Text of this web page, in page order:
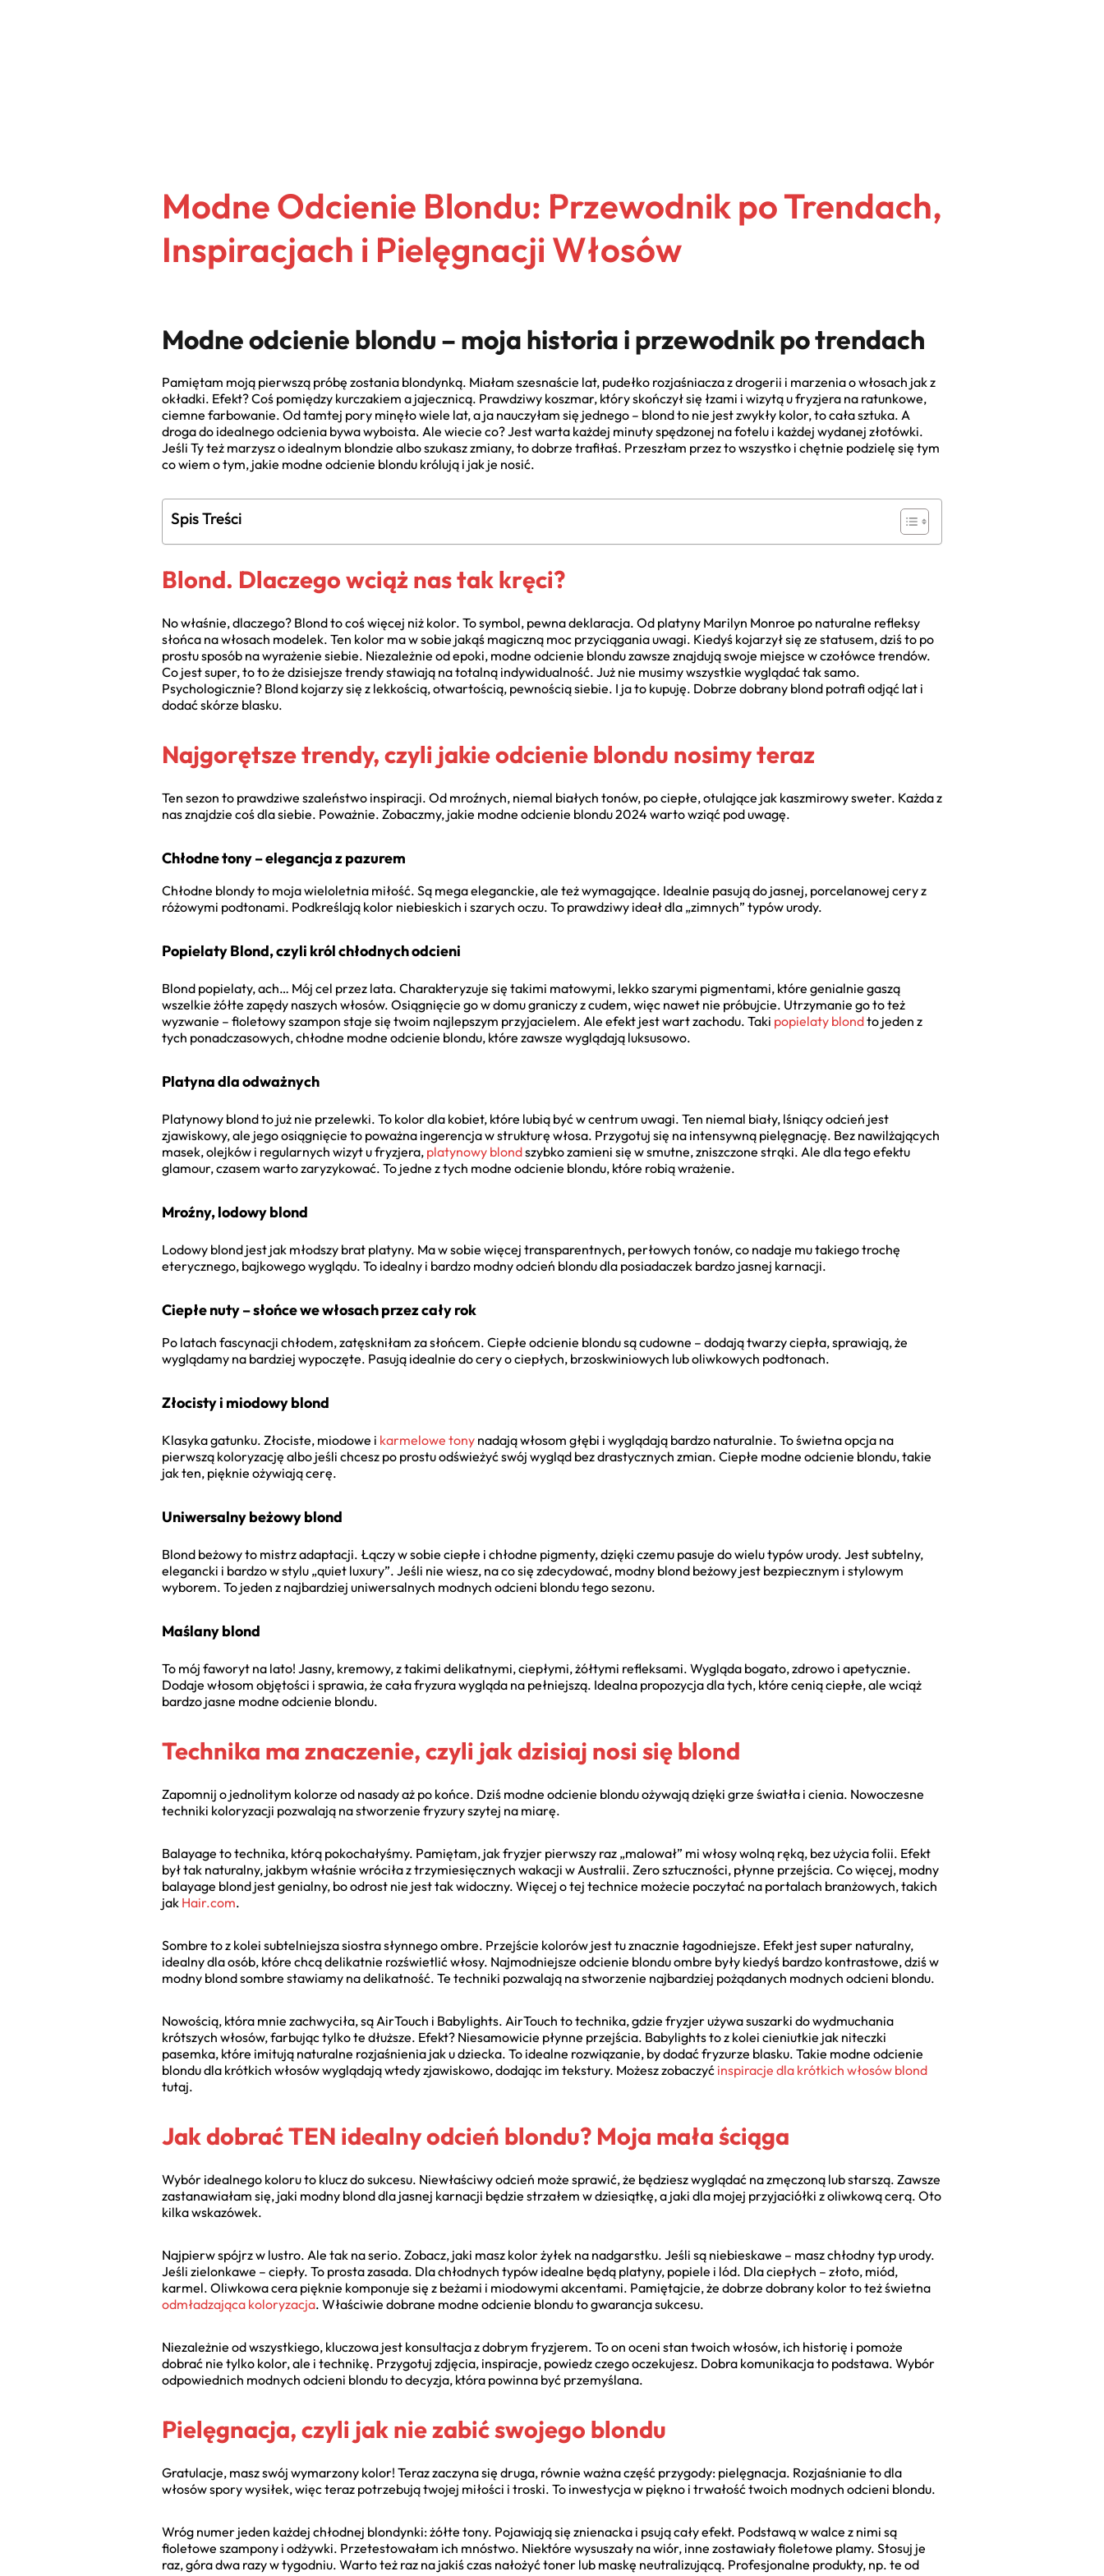
Modne Odcienie Blondu: Przewodnik po Trendach,
Inspiracjach i Pielęgnacji Włosów
Modne odcienie blondu – moja historia i przewodnik po trendach
Pamiętam moją pierwszą próbę zostania blondynką. Miałam szesnaście lat, pudełko rozjaśniacza z drogerii i marzenia o włosach jak z
okładki. Efekt? Coś pomiędzy kurczakiem a jajecznicą. Prawdziwy koszmar, który skończył się łzami i wizytą u fryzjera na ratunkowe,
ciemne farbowanie. Od tamtej pory minęło wiele lat, a ja nauczyłam się jednego – blond to nie jest zwykły kolor, to cała sztuka. A
droga do idealnego odcienia bywa wyboista. Ale wiecie co? Jest warta każdej minuty spędzonej na fotelu i każdej wydanej złotówki.
Jeśli Ty też marzysz o idealnym blondzie albo szukasz zmiany, to dobrze trafiłaś. Przeszłam przez to wszystko i chętnie podzielę się tym
co wiem o tym, jakie modne odcienie blondu królują i jak je nosić.
Spis Treści
Blond. Dlaczego wciąż nas tak kręci?
No właśnie, dlaczego? Blond to coś więcej niż kolor. To symbol, pewna deklaracja. Od platyny Marilyn Monroe po naturalne refleksy
słońca na włosach modelek. Ten kolor ma w sobie jakąś magiczną moc przyciągania uwagi. Kiedyś kojarzył się ze statusem, dziś to po
prostu sposób na wyrażenie siebie. Niezależnie od epoki, modne odcienie blondu zawsze znajdują swoje miejsce w czołówce trendów.
Co jest super, to to że dzisiejsze trendy stawiają na totalną indywidualność. Już nie musimy wszystkie wyglądać tak samo.
Psychologicznie? Blond kojarzy się z lekkością, otwartością, pewnością siebie. I ja to kupuję. Dobrze dobrany blond potrafi odjąć lat i
dodać skórze blasku.
Najgorętsze trendy, czyli jakie odcienie blondu nosimy teraz
Ten sezon to prawdziwe szaleństwo inspiracji. Od mroźnych, niemal białych tonów, po ciepłe, otulające jak kaszmirowy sweter. Każda z
nas znajdzie coś dla siebie. Poważnie. Zobaczmy, jakie modne odcienie blondu 2024 warto wziąć pod uwagę.
Chłodne tony – elegancja z pazurem
Chłodne blondy to moja wieloletnia miłość. Są mega eleganckie, ale też wymagające. Idealnie pasują do jasnej, porcelanowej cery z
różowymi podtonami. Podkreślają kolor niebieskich i szarych oczu. To prawdziwy ideał dla „zimnych” typów urody.
Popielaty Blond, czyli król chłodnych odcieni
Blond popielaty, ach… Mój cel przez lata. Charakteryzuje się takimi matowymi, lekko szarymi pigmentami, które genialnie gaszą
wszelkie żółte zapędy naszych włosów. Osiągnięcie go w domu graniczy z cudem, więc nawet nie próbujcie. Utrzymanie go to też
wyzwanie – fioletowy szampon staje się twoim najlepszym przyjacielem. Ale efekt jest wart zachodu. Taki popielaty blondto jeden z
tych ponadczasowych, chłodne modne odcienie blondu, które zawsze wyglądają luksusowo.
Platyna dla odważnych
Platynowy blond to już nie przelewki. To kolor dla kobiet, które lubią być w centrum uwagi. Ten niemal biały, lśniący odcień jest
zjawiskowy, ale jego osiągnięcie to poważna ingerencja w strukturę włosa. Przygotuj się na intensywną pielęgnację. Bez nawilżających
masek, olejków i regularnych wizyt u fryzjera, platynowy blondszybko zamieni się w smutne, zniszczone strąki. Ale dla tego efektu
glamour, czasem warto zaryzykować. To jedne z tych modne odcienie blondu, które robią wrażenie.
Mroźny, lodowy blond
Lodowy blond jest jak młodszy brat platyny. Ma w sobie więcej transparentnych, perłowych tonów, co nadaje mu takiego trochę
eterycznego, bajkowego wyglądu. To idealny i bardzo modny odcień blondu dla posiadaczek bardzo jasnej karnacji.
Ciepłe nuty – słońce we włosach przez cały rok
Po latach fascynacji chłodem, zatęskniłam za słońcem. Ciepłe odcienie blondu są cudowne – dodają twarzy ciepła, sprawiają, że
wyglądamy na bardziej wypoczęte. Pasują idealnie do cery o ciepłych, brzoskwiniowych lub oliwkowych podtonach.
Złocisty i miodowy blond
Klasyka gatunku. Złociste, miodowe i karmelowe tony nadają włosom głębi i wyglądają bardzo naturalnie. To świetna opcja na
pierwszą koloryzację albo jeśli chcesz po prostu odświeżyć swój wygląd bez drastycznych zmian. Ciepłe modne odcienie blondu, takie
jak ten, pięknie ożywiają cerę.
Uniwersalny beżowy blond
Blond beżowy to mistrz adaptacji. Łączy w sobie ciepłe i chłodne pigmenty, dzięki czemu pasuje do wielu typów urody. Jest subtelny,
elegancki i bardzo w stylu „quiet luxury”. Jeśli nie wiesz, na co się zdecydować, modny blond beżowy jest bezpiecznym i stylowym
wyborem. To jeden z najbardziej uniwersalnych modnych odcieni blondu tego sezonu.
Maślany blond
To mój faworyt na lato! Jasny, kremowy, z takimi delikatnymi, ciepłymi, żółtymi refleksami. Wygląda bogato, zdrowo i apetycznie.
Dodaje włosom objętości i sprawia, że cała fryzura wygląda na pełniejszą. Idealna propozycja dla tych, które cenią ciepłe, ale wciąż
bardzo jasne modne odcienie blondu.
Technika ma znaczenie, czyli jak dzisiaj nosi się blond
Zapomnij o jednolitym kolorze od nasady aż po końce. Dziś modne odcienie blondu ożywają dzięki grze światła i cienia. Nowoczesne
techniki koloryzacji pozwalają na stworzenie fryzury szytej na miarę.
Balayage to technika, którą pokochałyśmy. Pamiętam, jak fryzjer pierwszy raz „malował” mi włosy wolną ręką, bez użycia folii. Efekt
był tak naturalny, jakbym właśnie wróciła z trzymiesięcznych wakacji w Australii. Zero sztuczności, płynne przejścia. Co więcej, modny
balayage blond jest genialny, bo odrost nie jest tak widoczny. Więcej o tej technice możecie poczytać na portalach branżowych, takich
jak Hair.com.
Sombre to z kolei subtelniejsza siostra słynnego ombre. Przejście kolorów jest tu znacznie łagodniejsze. Efekt jest super naturalny,
idealny dla osób, które chcą delikatnie rozświetlić włosy. Najmodniejsze odcienie blondu ombre były kiedyś bardzo kontrastowe, dziś w
modny blond sombre stawiamy na delikatność. Te techniki pozwalają na stworzenie najbardziej pożądanych modnych odcieni blondu.
Nowością, która mnie zachwyciła, są AirTouch i Babylights. AirTouch to technika, gdzie fryzjer używa suszarki do wydmuchania
krótszych włosów, farbując tylko te dłuższe. Efekt? Niesamowicie płynne przejścia. Babylights to z kolei cieniutkie jak niteczki
pasemka, które imitują naturalne rozjaśnienia jak u dziecka. To idealne rozwiązanie, by dodać fryzurze blasku. Takie modne odcienie
blondu dla krótkich włosów wyglądają wtedy zjawiskowo, dodając im tekstury. Możesz zobaczyć inspiracje dla krótkich włosów blond
tutaj.
Jak dobrać TEN idealny odcień blondu? Moja mała ściąga
Wybór idealnego koloru to klucz do sukcesu. Niewłaściwy odcień może sprawić, że będziesz wyglądać na zmęczoną lub starszą. Zawsze
zastanawiałam się, jaki modny blond dla jasnej karnacji będzie strzałem w dziesiątkę, a jaki dla mojej przyjaciółki z oliwkową cerą. Oto
kilka wskazówek.
Najpierw spójrz w lustro. Ale tak na serio. Zobacz, jaki masz kolor żyłek na nadgarstku. Jeśli są niebieskawe – masz chłodny typ urody.
Jeśli zielonkawe – ciepły. To prosta zasada. Dla chłodnych typów idealne będą platyny, popiele i lód. Dla ciepłych – złoto, miód,
karmel. Oliwkowa cera pięknie komponuje się z beżami i miodowymi akcentami. Pamiętajcie, że dobrze dobrany kolor to też świetna
odmładzająca koloryzacja. Właściwie dobrane modne odcienie blondu to gwarancja sukcesu.
Niezależnie od wszystkiego, kluczowa jest konsultacja z dobrym fryzjerem. To on oceni stan twoich włosów, ich historię i pomoże
dobrać nie tylko kolor, ale i technikę. Przygotuj zdjęcia, inspiracje, powiedz czego oczekujesz. Dobra komunikacja to podstawa. Wybór
odpowiednich modnych odcieni blondu to decyzja, która powinna być przemyślana.
Pielęgnacja, czyli jak nie zabić swojego blondu
Gratulacje, masz swój wymarzony kolor! Teraz zaczyna się druga, równie ważna część przygody: pielęgnacja. Rozjaśnianie to dla
włosów spory wysiłek, więc teraz potrzebują twojej miłości i troski. To inwestycja w piękno i trwałość twoich modnych odcieni blondu.
Wróg numer jeden każdej chłodnej blondynki: żółte tony. Pojawiają się znienacka i psują cały efekt. Podstawą w walce z nimi są
fioletowe szampony i odżywki. Przetestowałam ich mnóstwo. Niektóre wysuszały na wiór, inne zostawiały fioletowe plamy. Stosuj je
raz, góra dwa razy w tygodniu. Warto też raz na jakiś czas nałożyć toner lub maskę neutralizującą. Profesjonalne produkty, np. te od